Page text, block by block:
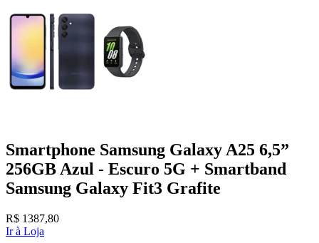
Smartphone Samsung Galaxy A25 6,5”
256GB Azul - Escuro 5G + Smartband
Samsung Galaxy Fit3 Grafite
R$ 1387,80
Ir à Loja